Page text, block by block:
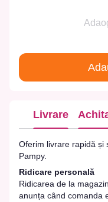
Livrare
Oferim livrare rapidă și
Pampy.
Ridicare personală
Ridicarea de la
anunța când comanda